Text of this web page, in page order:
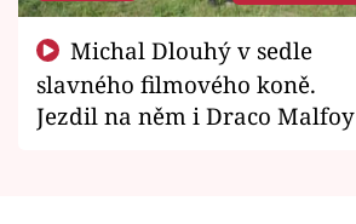
slavného filmového koně.
Jezdil na něm i Draco Malfoy